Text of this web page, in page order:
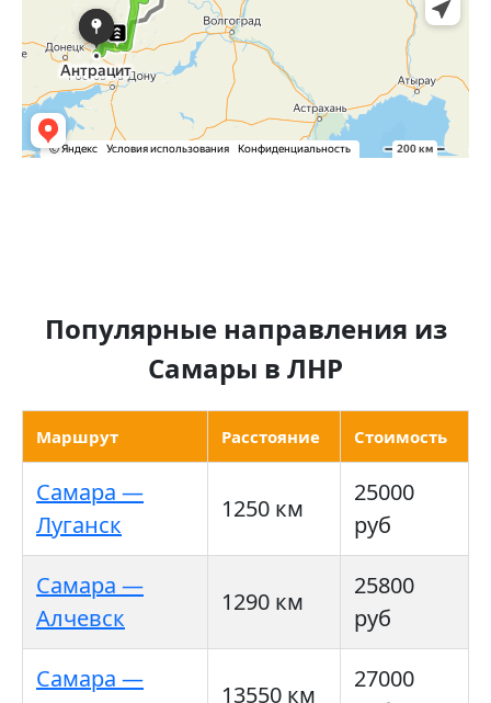
Популярные направления из
Самары в ЛНР
Маршрут Расстояние Стоимость
Самара —
Луганск
1250 км
25000
руб
Самара —
Алчевск
1290 км
25800
руб
Самара —
13550 км
27000